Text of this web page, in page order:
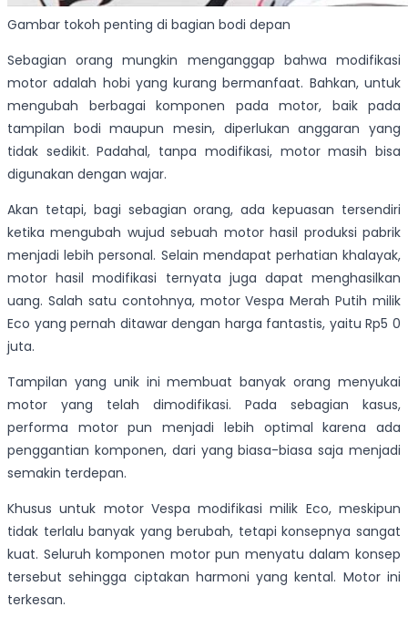
Gambar tokoh penting di bagian bodi depan
Sebagian orang mungkin menganggap bahwa modifikasi
motor adalah hobi yang kurang bermanfaat. Bahkan, untuk
mengubah berbagai komponen pada motor, baik pada
tampilan bodi maupun mesin, diperlukan anggaran yang
tidak sedikit. Padahal, tanpa modifikasi, motor masih bisa
digunakan dengan wajar.
Akan tetapi, bagi sebagian orang, ada kepuasan tersendiri
ketika mengubah wujud sebuah motor hasil produksi pabrik
menjadi lebih personal. Selain mendapat perhatian khalayak,
motor hasil modifikasi ternyata juga dapat menghasilkan
uang. Salah satu contohnya, motor Vespa Merah Putih milik
Eco yang pernah ditawar dengan harga fantastis, yaitu Rp5 0
juta.
Tampilan yang unik ini membuat banyak orang menyukai
motor yang telah dimodifikasi. Pada sebagian kasus,
performa motor pun menjadi lebih optimal karena ada
penggantian komponen, dari yang biasa-biasa saja menjadi
semakin terdepan.
Khusus untuk motor Vespa modifikasi milik Eco, meskipun
tidak terlalu banyak yang berubah, tetapi konsepnya sangat
kuat. Seluruh komponen motor pun menyatu dalam konsep
tersebut sehingga ciptakan harmoni yang kental. Motor ini
terkesan.